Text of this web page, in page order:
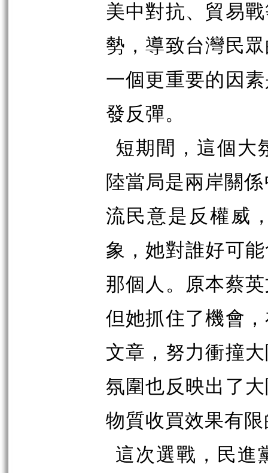
美中對抗、貿易
勢，導致台灣民
一個更重要的因
發反彈。
短期間，這個大
陸當局是兩岸關
流民意是反權威
象，她對誰好可
那個人。原本蔡
但她抓住了機會
文章，努力衝撞
氛圍也反映出了
物質收買效果有
這次選戰，民進